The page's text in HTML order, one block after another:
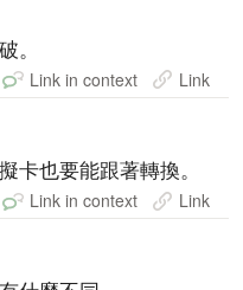
。
Link in context Link
卡也要能跟著轉換。
Link in context Link